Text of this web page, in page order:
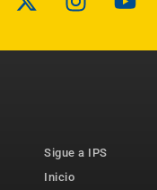
Sigue a IPS
Inicio